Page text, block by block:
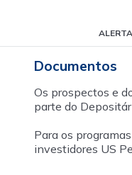
Documentos
Os prospectos e
parte do
Para os
investidores US